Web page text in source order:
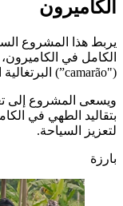
الكاميرون
يربط هذا المشروع
الكامل في
("camarão
”)
ويسعى المشروع إلى
بتقاليد الطهي في
لتعزيز السياحة.
بارزة